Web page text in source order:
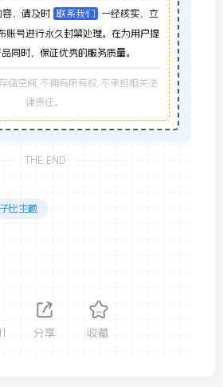
，请及时 联系我们 一经核实，立
账号进行永久封禁处理。在为用户提
同时，保证优秀的服务质量。
储空间,不拥有所有权,不承担相关法
律责任。
THE END
子比主题
分享 收藏